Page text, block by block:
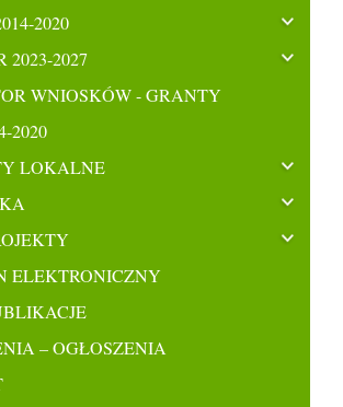
2020
2023-2027
WNIOSKÓW - GRANTY
2020
LOKALNE
ELEKTRONICZNY
– OGŁOSZENIA